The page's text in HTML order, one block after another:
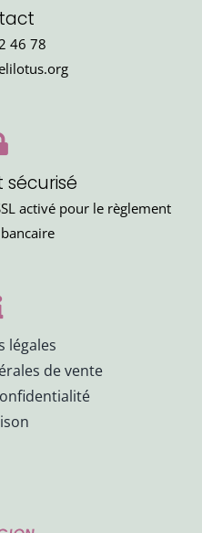
46 78
activé pour le règlement
légales
de vente